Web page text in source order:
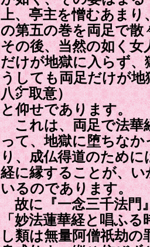
上、亭主を憎むあまり
の第五の巻を両足で
その後、当然の如く女
だけが地獄に入らず
うしても両足だけが
八㌻取意）
と仰せであります。
これは、両足で法華
って、地獄に堕ちな
り、成仏得道のため
経に縁することが、
いるのであります。
故に『一念三千法門
「妙法蓮華経と唱ふる
し類は無量阿僧祇劫の